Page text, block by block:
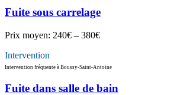
Fuite sous carrelage
Prix moyen: 240€ – 380€
Intervention
Intervention fréquente à Boussy-Saint-Antoine
Fuite dans salle de bain